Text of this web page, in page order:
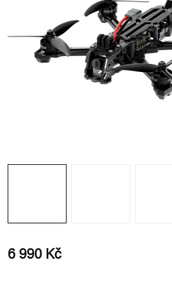
6 990 Kč